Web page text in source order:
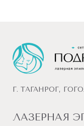
Г. ТАГАНРОГ,
ЛАЗЕРНАЯ